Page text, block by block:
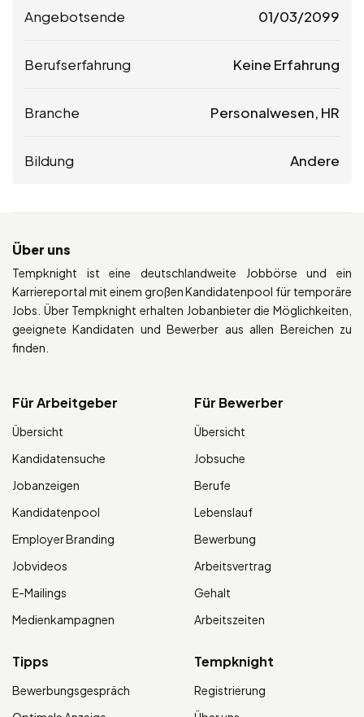
Angebotsende 01/03/2099
Berufserfahrung Keine Erfahrung
Branche Personalwesen, HR
Bildung Andere
Über uns
Tempknight ist eine deutschlandweite Jobbörse und ein
Karriereportal mit einem großen Kandidatenpool für temporäre
Jobs. Über Tempknight erhalten Jobanbieter die Möglichkeiten,
geeignete Kandidaten und Bewerber aus allen Bereichen zu
finden.
Für Arbeitgeber
Übersicht
Kandidatensuche
Jobanzeigen
Kandidatenpool
Employer Branding
Jobvideos
E-Mailings
Medienkampagnen
Für Bewerber
Übersicht
Jobsuche
Berufe
Lebenslauf
Bewerbung
Arbeitsvertrag
Gehalt
Arbeitszeiten
Tipps
Bewerbungsgespräch
Tempknight
Registrierung